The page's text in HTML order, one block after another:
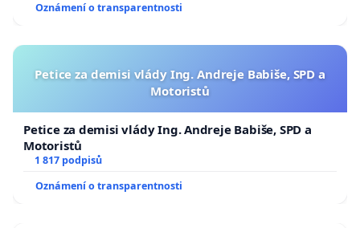
Oznámení o transparentnosti
Petice za demisi vlády Ing. Andreje Babiše, SPD a
Motoristů
Petice za demisi vlády Ing. Andreje Babiše, SPD a
Motoristů
1 817 podpisů
Oznámení o transparentnosti